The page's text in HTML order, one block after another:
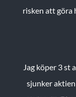
risken att göra
Jag köper 3 st
sjunker